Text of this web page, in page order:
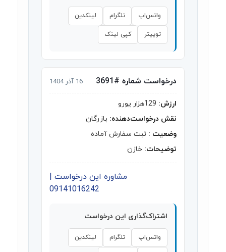
واتس‌اپ تلگرام لینکدین
توییتر کپی لینک
درخواست شماره #3691 16 آذر 1404
ارزش:
نقش درخواست‌دهنده: بازرگان
وضعیت : ثبت سفارش آماده
توضیحات: خازن
مشاوره این درخواست |
09141016242
اشتراک‌گذاری این درخواست
واتس‌اپ تلگرام لینکدین